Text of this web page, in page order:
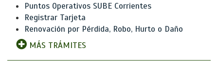
Puntos Operativos SUBE Corrientes
Registrar Tarjeta
Renovación por Pérdida, Robo, Hurto o Daño
MÁS TRÁMITES